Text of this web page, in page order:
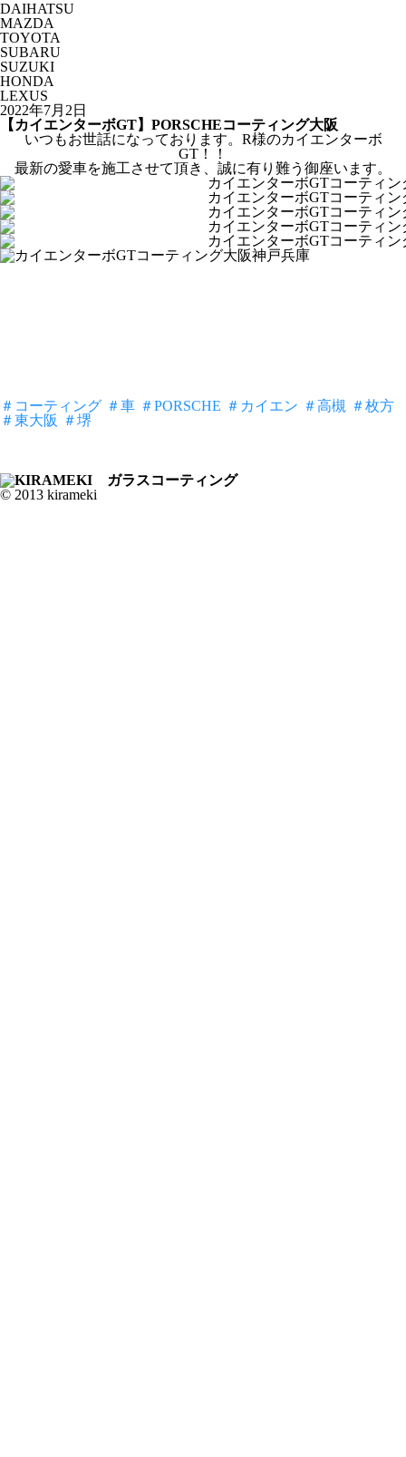
DAIHATSU
MAZDA
TOYOTA
SUBARU
SUZUKI
HONDA
LEXUS
2022年7月2日
【カイエンターボGT】PORSCHEコーティング大阪
いつもお世話になっております。R様のカイエンターボ
GT！！
最新の愛車を施工させて頂き、誠に有り難う御座います。
＃コーティング ＃車 ＃PORSCHE ＃カイエン ＃高槻 ＃枚方
＃東大阪 ＃堺
© 2013 kirameki